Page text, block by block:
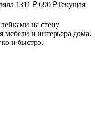
1311 ₽.690 ₽Текущая
на стену
мебели и интерьера дома.
и быстро.